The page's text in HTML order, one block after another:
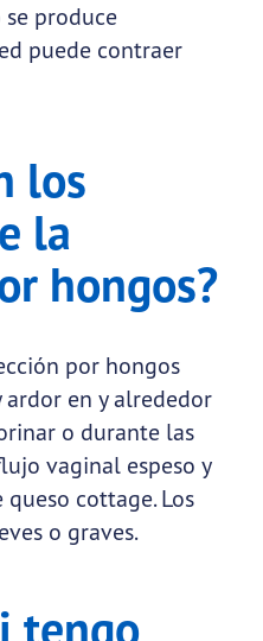
se produce
puede contraer
los
la
hongos?
por hongos
ardor en y alrededor
o durante las
vaginal espeso y
cottage. Los
o graves.
tengo